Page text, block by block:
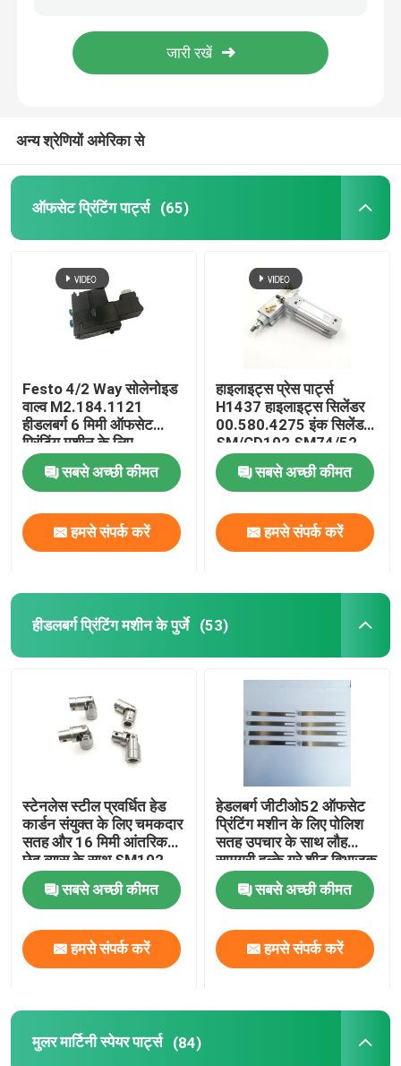
अन्य श्रेणियों अमेरिका से
ऑफसेट प्रिंटिंग पार्ट्स (65)
Festo 4/2 Way सोलेनोइड
वाल्व M2.184.1121
हीडलबर्ग 6 मिमी ऑफसेट
प्रिंटिंग मशीन के लिए
सबसे अच्छी कीमत
हमसे संपर्क करें
हाइलाइट्स प्रेस पार्ट्स
H1437 हाइलाइट्स सिलेंडर
00.580.4275 इंक सिलेंडर
SM/CD102 SM74/52
ऑफसेट प्रिंटिंग
सबसे अच्छी कीमत
हमसे संपर्क करें
हीडलबर्ग प्रिंटिंग मशीन के पुर्जे (53)
स्टेनलेस स्टील प्रवर्धित हेड
कार्डन संयुक्त के लिए चमकदार
सतह और 16 मिमी आंतरिक
छेद व्यास के साथ SM102
प्रिंटिंग मशीन
सबसे अच्छी कीमत
हमसे संपर्क करें
हेडलबर्ग जीटीओ52 ऑफसेट
प्रिंटिंग मशीन के लिए पोलिश
सतह उपचार के साथ लौह
सामग्री हल्के ग्रे शीट विभाजक
उंगली
सबसे अच्छी कीमत
हमसे संपर्क करें
मुलर मार्टिनी स्पेयर पार्ट्स (84)